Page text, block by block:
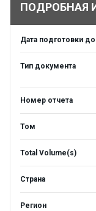
ПОДРОБНАЯ
Дата подготовки
Тип документа
Номер отчета
Том
Total Volume(s)
Страна
Регион